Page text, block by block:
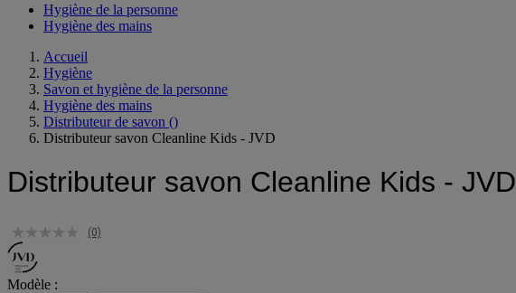
Hygiène de la personne
Hygiène des mains
Accueil
Hygiène
Savon et hygiène de la personne
Hygiène des mains
Distributeur de savon ()
Distributeur savon Cleanline Kids - JVD
Distributeur savon Cleanline Kids - JVD
(0)
Modèle :